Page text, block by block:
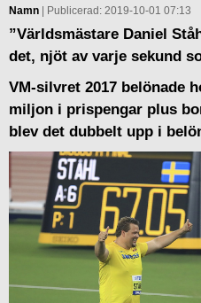
Namn | Publicerad: 2019-10-01 07:13
”Världsmästare Daniel
det, njöt av varje sekund
VM-silvret 2017 belönade
miljon i prispengar plus
blev det dubbelt upp i